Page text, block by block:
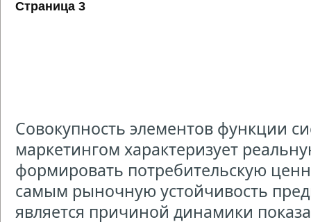
Страница 3
Совокупность элементов функции
маркетингом характеризует
формировать потребительскую
самым рыночную устойчивость
является причиной динамики